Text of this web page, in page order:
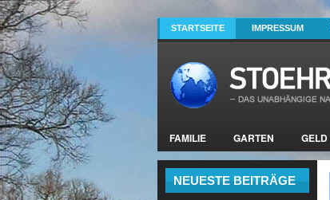
STARTSEITE IMPRESSUM
FAMILIE GARTEN GELD
NEUESTE BEITRÄGE